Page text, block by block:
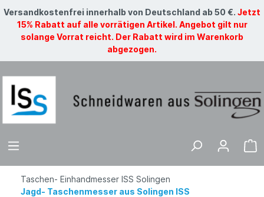
Versandkostenfrei innerhalb von Deutschland ab 50 €. Jetzt
15% Rabatt auf alle vorrätigen Artikel. Angebot gilt nur
solange Vorrat reicht. Der Rabatt wird im Warenkorb
abgezogen.
Taschen- Einhandmesser ISS Solingen
Jagd- Taschenmesser aus Solingen ISS